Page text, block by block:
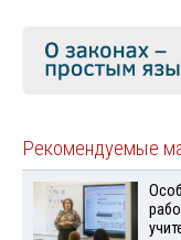
Рекомендуемые